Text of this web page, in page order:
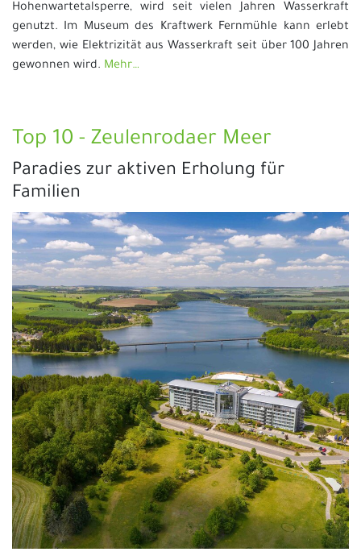
Hohenwartetalsperre, wird seit vielen Jahren Wasserkraft
genutzt. Im Museum des Kraftwerk Fernmühle kann erlebt
werden, wie Elektrizität aus Wasserkraft seit über 100 Jahren
gewonnen wird. Mehr…
Top 10 - Zeulenrodaer Meer
Paradies zur aktiven Erholung für
Familien